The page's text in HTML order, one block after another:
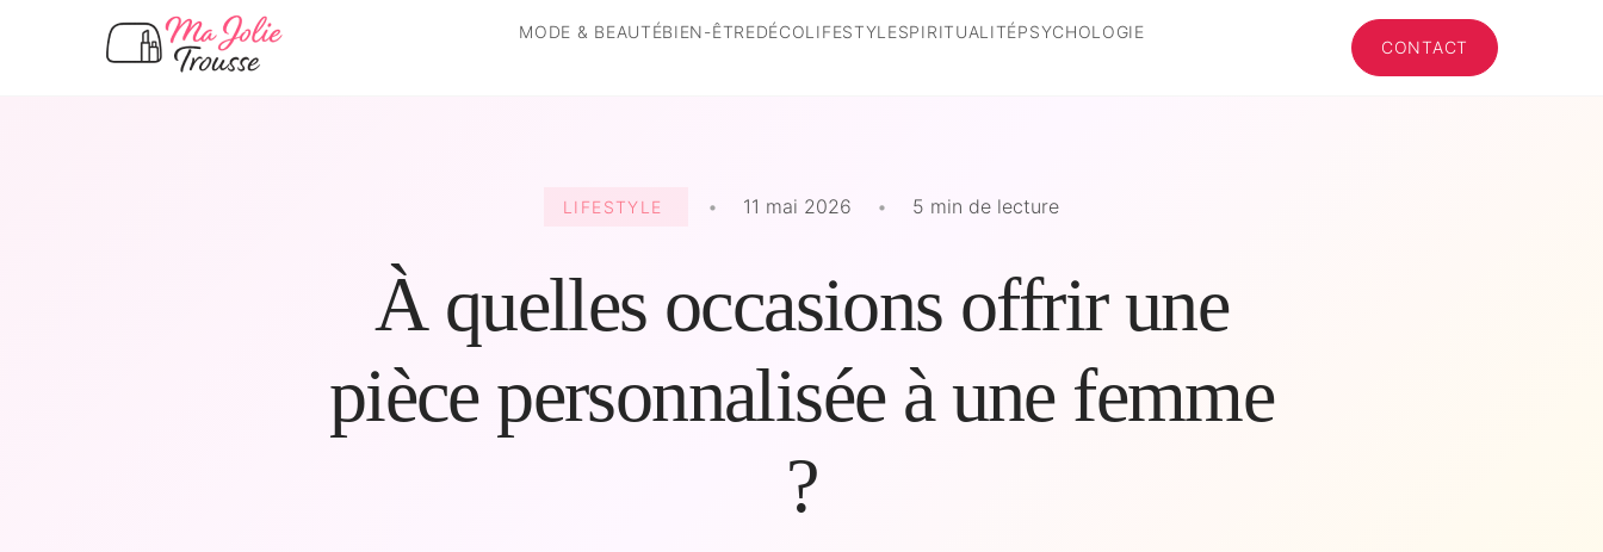
MODE & BEAUTÉBIEN-ÊTREDÉCOLIFESTYLESPIRITUALITÉPSYCHOLOGIE
CONTACT
LIFESTYLE • 11 mai 2026 • 5 min de lecture
À quelles occasions offrir une
pièce personnalisée à une femme
?